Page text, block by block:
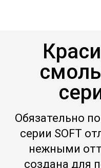
Обязательно
серии SOFT
нежными
создана для